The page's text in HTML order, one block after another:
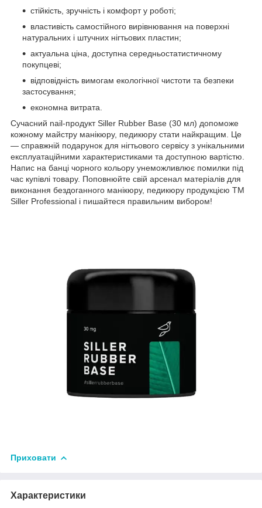
стійкість, зручність і комфорт у роботі;
властивість самостійного вирівнювання на поверхні
натуральних і штучних нігтьових пластин;
актуальна ціна, доступна середньостатистичному
покупцеві;
відповідність вимогам екологічної чистоти та безпеки
застосування;
економна витрата.
Сучасний nail-продукт Siller Rubber Base (30 мл) допоможе
кожному майстру манікюру, педикюру стати найкращим. Це
— справжній подарунок для нігтьового сервісу з унікальними
експлуатаційними характеристиками та доступною вартістю.
Напис на банці чорного кольору унеможливлює помилки під
час купівлі товару. Поповнюйте свій арсенал матеріалів для
виконання бездоганного манікюру, педикюру продукцією ТМ
Siller Professional і пишайтеся правильним вибором!
Приховати
Характеристики